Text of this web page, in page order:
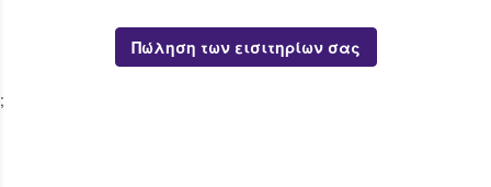
Πώληση των εισιτηρίων σας
;